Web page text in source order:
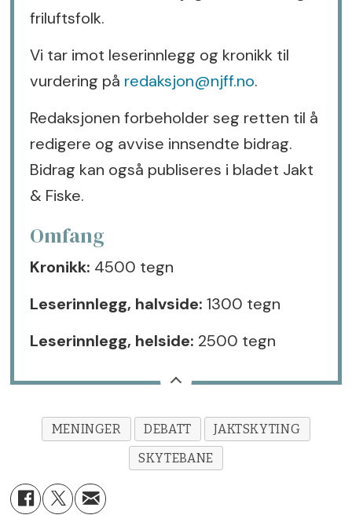
friluftsfolk.
Vi tar imot leserinnlegg og kronikk til
vurdering på redaksjon@njff.no.
Redaksjonen forbeholder seg retten til å
redigere og avvise innsendte bidrag.
Bidrag kan også publiseres i bladet Jakt
& Fiske.
Omfang
Kronikk: 4500 tegn
Leserinnlegg, halvside:1300 tegn
Leserinnlegg, helside: 2500 tegn
MENINGER DEBATT
JAKTSKYTING
SKYTEBANE